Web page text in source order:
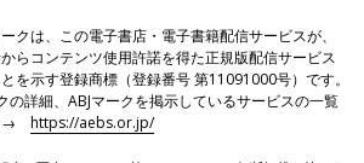
クは、この電子書店・電子書籍配信サービスが、
らコンテンツ使用許諾を得た正規版配信サービス
を示す登録商標（登録番号 第11091000号）です。
の詳細、ABJマークを掲示しているサービスの一覧
→https://aebs.or.jp/